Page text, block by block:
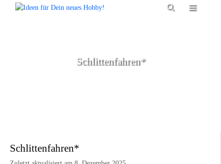
Menü
Schlittenfahren*
Schlittenfahren*